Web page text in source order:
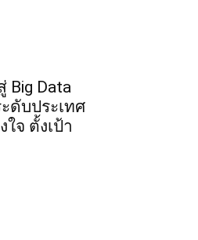
Big Data
ดับประเทศ
จ ตั้งเป้า